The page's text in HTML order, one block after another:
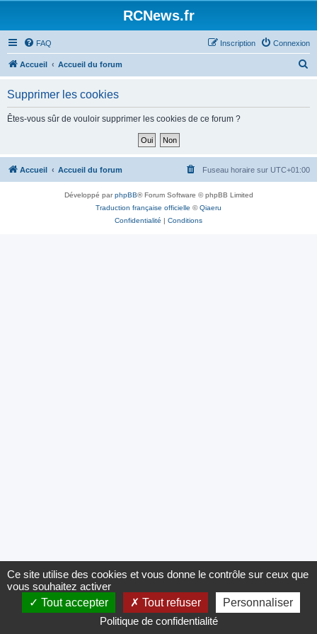
RCNews.fr
FAQ Connexion
Inscription
Accueil Accueil du forum
h
Supprimer les cookies
Êtes-vous sûr de vouloir supprimer les cookies de ce forum ?
Accueil Accueil du forum Fuseau horaire sur UTC+01:00
Développé parphpBB® Forum Software © phpBB Limited
Traduction française officielle ©Qiaeru
Confidentialité | Conditions
Panneau de gestion des cookies
Ce site utilise des cookies et vous donne le contrôle sur ceux que
vous souhaitez activer
Tout accepter
Tout refuser
Personnaliser
Politique de confidentialité